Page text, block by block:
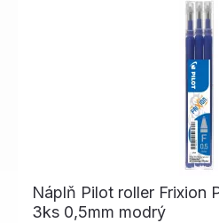
Náplň Pilot roller Frixion
3ks 0,5mm modrý